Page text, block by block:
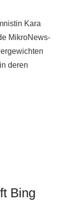
Kara
MikroNews-
deren
Bing